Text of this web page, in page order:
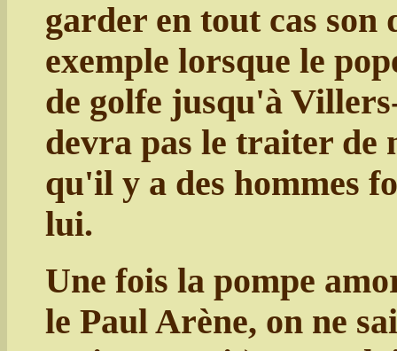
garder en tout cas son
exemple lorsque le
de golfe jusqu'à
devra pas le traiter de
qu'il y a des hommes
lui.
Une fois la pompe
le Paul Arène, on ne